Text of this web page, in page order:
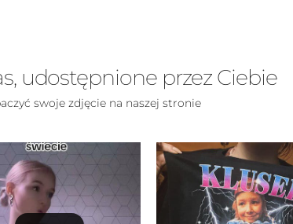
udostępnione przez Ciebie
swoje zdjęcie na naszej stronie